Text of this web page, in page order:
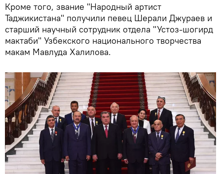
Кроме того, звание "Народный артист
Таджикистана" получили певец Шерали Джураев и
старший научный сотрудник отдела "Устоз-шогирд
мактаби" Узбекского национального творчества
макам Мавлуда Халилова.